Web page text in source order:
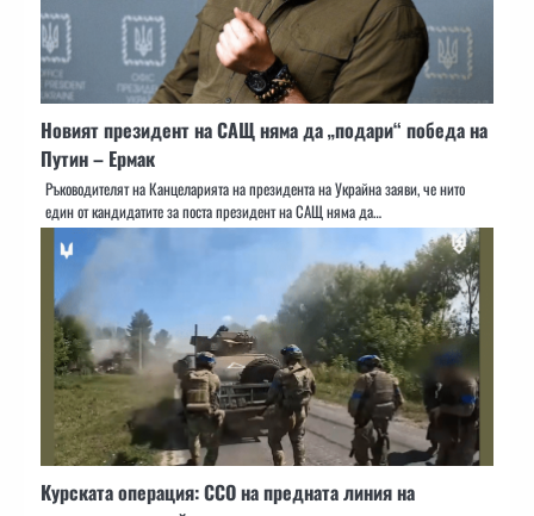
Новият президент на САЩ няма да „подари“ победа на
Путин – Ермак
Ръководителят на Канцеларията на президента на Украйна заяви, че нито
един от кандидатите за поста президент на САЩ няма да…
Курската операция: ССО на предната линия на